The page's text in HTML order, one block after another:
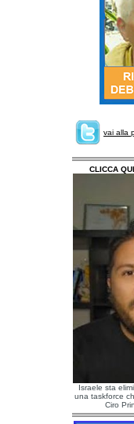
vai alla
CLICCA
Israele sta
una taskforce
Ciro